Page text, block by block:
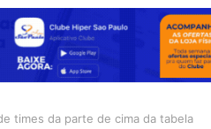
times da parte de cima da tabela